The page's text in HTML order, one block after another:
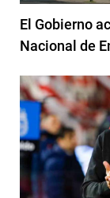
El Gobierno
Nacional de